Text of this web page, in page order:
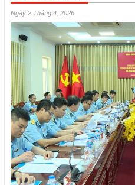
Ngày 2 Tháng 4, 2026